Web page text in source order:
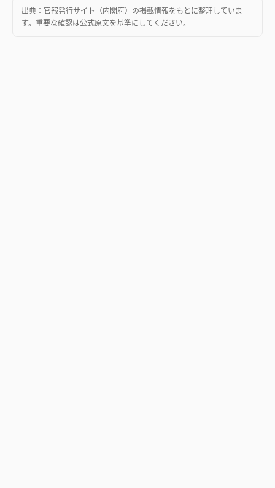
出典： 官報発行サイト（内閣府） の掲載情報をもとに整理していま
す。重要な確認は公式原文を基準にしてください。